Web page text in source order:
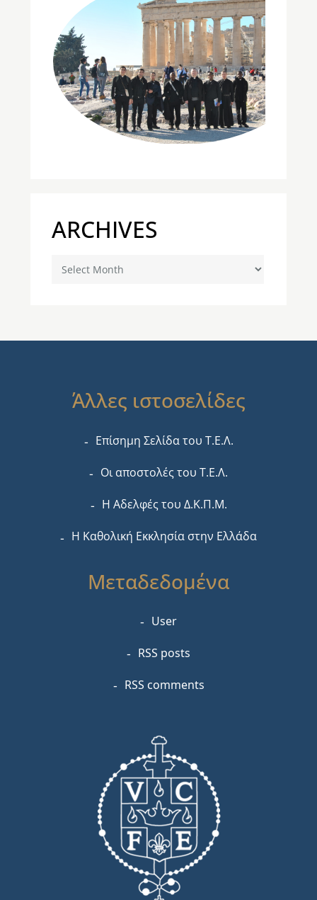
ARCHIVES
Archives
Άλλες ιστοσελίδες
Επίσημη Σελίδα του Τ.Ε.Λ.
Οι αποστολές του Τ.Ε.Λ.
Η Αδελφές του Δ.Κ.Π.Μ.
Η Καθολική Εκκλησία στην Ελλάδα
Μεταδεδομένα
User
RSS posts
RSS comments